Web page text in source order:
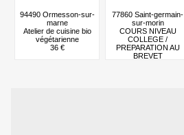
94490 Ormesson-sur-
marne
Atelier de cuisine bio
végétarienne
36 €
77860 Saint-germain-
sur-morin
COURS NIVEAU
COLLEGE /
PREPARATION AU
BREVET